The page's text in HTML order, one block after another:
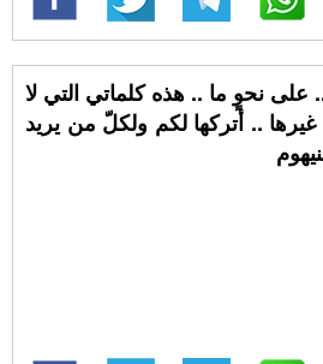
نحوٍ ما .. ‏هذه كلماتي التي لا
.. أتركها لكم ولكلّ من يريد